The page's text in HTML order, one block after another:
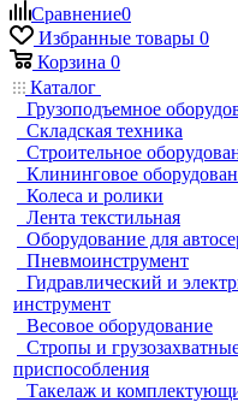
Сравнение0
Избранные товары 0
Корзина 0
Каталог
Грузоподъемное
Складская техника
Строительное
Клининговое
Колеса и ролики
Лента текстильная
Оборудование для
Пневмоинструмент
Гидравлический и
инструмент
Весовое оборудование
Стропы и
приспособления
Такелаж и